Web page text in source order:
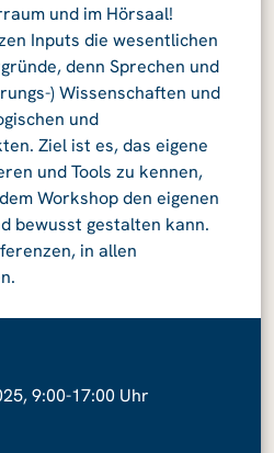
und im Hörsaal!
Inputs die wesentlichen
denn Sprechen und
) Wissenschaften und
und
Ziel ist es, das eigene
und Tools zu kennen,
Workshop den eigenen
bewusst gestalten kann.
in allen
9:00-17:00 Uhr